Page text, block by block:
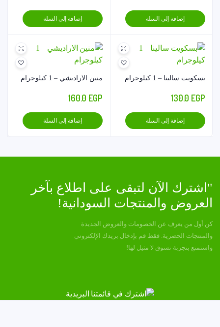
إضافة إلى السلة إضافة إلى السلة
بسكويت سالينا – 1 كيلوجرام
130.0 EGP
إضافة إلى السلة
منين الاراديشي – 1 كيلوجرام
160.0 EGP
إضافة إلى السلة
"اشترك الآن لتبقى على اطلاع بآخر
العروض والمنتجات السودانية!
كن أول من يعرف عن الخصومات والعروض الجديدة
والمنتجات الحصرية. فقط قم بإدخال بريدك الإلكتروني
واستمتع بتجربة تسوق لا مثيل لها!